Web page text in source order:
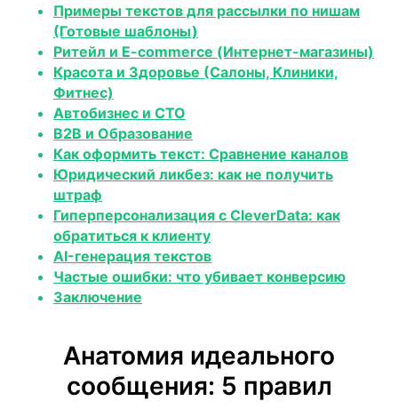
Примеры текстов для рассылки по нишам
(Готовые шаблоны)
Ритейл и E-commerce (Интернет-магазины)
Красота и Здоровье (Салоны, Клиники,
Фитнес)
Автобизнес и СТО
B2B и Образование
Как оформить текст: Сравнение каналов
Юридический ликбез: как не получить
штраф
Гиперперсонализация с CleverData: как
обратиться к клиенту
AI-генерация текстов
Частые ошибки: что убивает конверсию
Заключение
Анатомия идеального
сообщения: 5 правил